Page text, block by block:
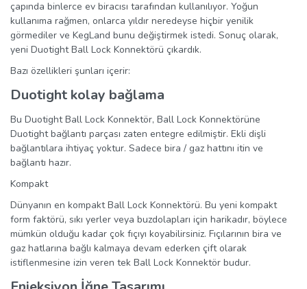
çapında binlerce ev biracısı tarafından kullanılıyor. Yoğun
kullanıma rağmen, onlarca yıldır neredeyse hiçbir yenilik
görmediler ve KegLand bunu değiştirmek istedi. Sonuç olarak,
yeni Duotight Ball Lock Konnektörü çıkardık.
Bazı özellikleri şunları içerir:
Duotight kolay bağlama
Bu Duotight Ball Lock Konnektör, Ball Lock Konnektörüne
Duotight bağlantı parçası zaten entegre edilmiştir. Ekli dişli
bağlantılara ihtiyaç yoktur. Sadece bira / gaz hattını itin ve
bağlantı hazır.
Kompakt
Dünyanın en kompakt Ball Lock Konnektörü. Bu yeni kompakt
form faktörü, sıkı yerler veya buzdolapları için harikadır, böylece
mümkün olduğu kadar çok fıçıyı koyabilirsiniz. Fıçılarının bira ve
gaz hatlarına bağlı kalmaya devam ederken çift olarak
istiflenmesine izin veren tek Ball Lock Konnektör budur.